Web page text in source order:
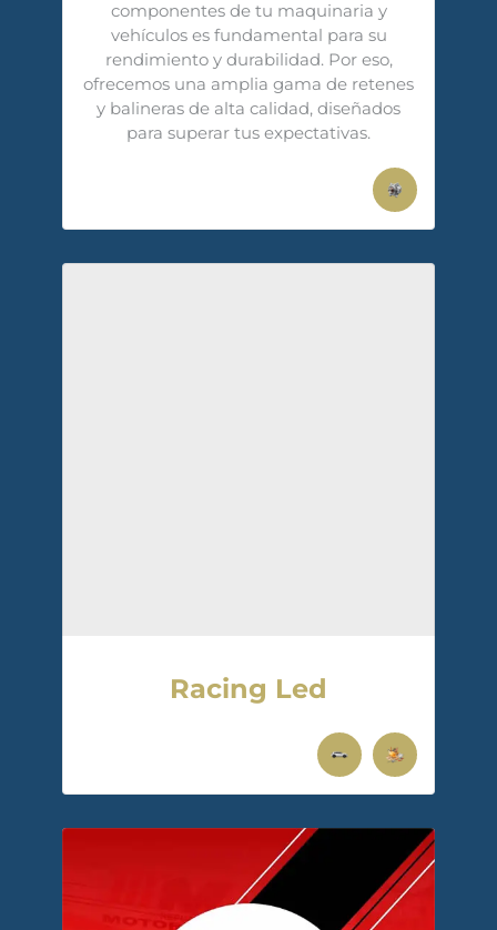
componentes de tu maquinaria y
vehículos es fundamental para su
rendimiento y durabilidad. Por eso,
ofrecemos una amplia gama de retenes
y balineras de alta calidad, diseñados
para superar tus expectativas.
Racing Led